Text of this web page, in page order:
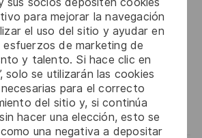
para mejorar la navegación
el uso del sitio y ayudar en
esfuerzos de marketing de
y talento. Si hace clic en
solo se utilizarán las cookies
para el correcto
del sitio y, si continúa
hacer una elección, esto se
una negativa a depositar
et de l’IGI 1300 SGDSN/PSE